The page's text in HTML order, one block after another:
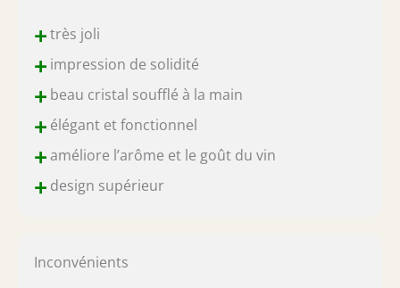
+très joli
+impression de solidité
+beau cristal soufflé à la main
+élégant et fonctionnel
+améliore l’arôme et le goût du vin
+design supérieur
Inconvénients